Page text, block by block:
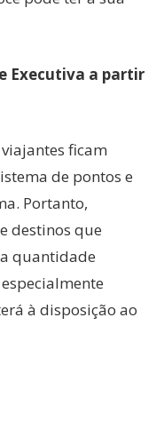
Executiva a partir
ficam
de pontos e
Portanto,
destinos que
quantidade
à disposição ao